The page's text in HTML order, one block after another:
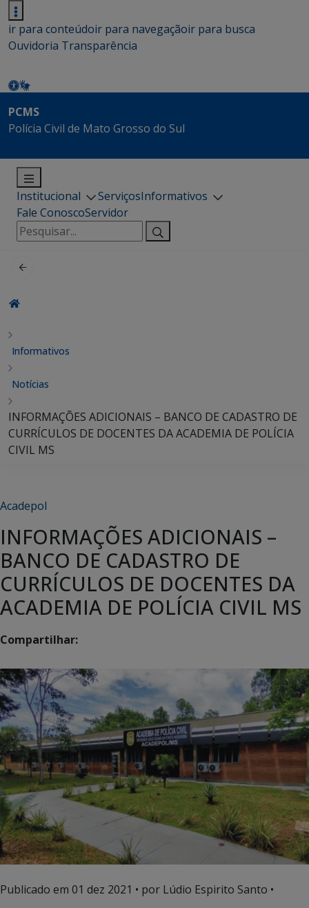
ir para conteúdoir para navegaçãoir para busca
Ouvidoria Transparência
PCMS
Polícia Civil de Mato Grosso do Sul
Institucional ServiçosInformativos
Fale ConoscoServidor
Pesquisar
por:
Informativos
Notícias
INFORMAÇÕES ADICIONAIS – BANCO DE CADASTRO DE
CURRÍCULOS DE DOCENTES DA ACADEMIA DE POLÍCIA
CIVIL MS
Acadepol
INFORMAÇÕES ADICIONAIS –
BANCO DE CADASTRO DE
CURRÍCULOS DE DOCENTES DA
ACADEMIA DE POLÍCIA CIVIL MS
Compartilhar:
Publicado em 01 dez 2021 • por Lúdio Espirito Santo •